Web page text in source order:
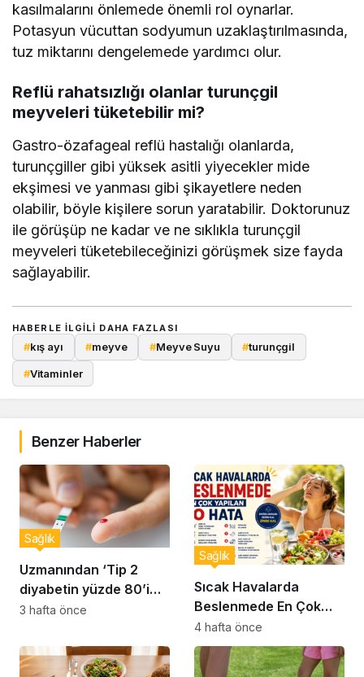
kasılmalarını önlemede önemli rol oynarlar.
Potasyun vücuttan sodyumun uzaklaştırılmasında,
tuz miktarını dengelemede yardımcı olur.
Reflü rahatsızlığı olanlar turunçgil
meyveleri tüketebilir mi?
Gastro-özafageal reflü hastalığı olanlarda,
turunçgiller gibi yüksek asitli yiyecekler mide
ekşimesi ve yanması gibi şikayetlere neden
olabilir, böyle kişilere sorun yaratabilir. Doktorunuz
ile görüşüp ne kadar ve ne sıklıkla turunçgil
meyveleri tüketebileceğinizi görüşmek size fayda
sağlayabilir.
HABERLE ILGILI DAHA FAZLASI
#kış ayı #meyve #Meyve Suyu #turunçgil
#Vitaminler
Benzer Haberler
Uzmanından ‘Tip 2
diyabetin yüzde 80’i
önlenebilir’ uyarısı
Sağlık
3 hafta önce
Sıcak Havalarda
Beslenmede En Çok
Yapılan 10 Hata
Sağlık
4 hafta önce